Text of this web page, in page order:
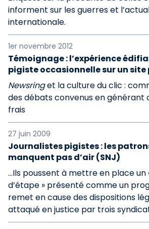
informent sur les guerres et
internationale.
1er novembre 2012
Témoignage : l’expérience
pigiste occasionnelle sur un
Newsringet la culture du clic :
des débats convenus en générant
frais
27 juin 2009
Journalistes pigistes : les
manquent pas d’air (SNJ)
…Ils poussent à mettre en place
d’étape » présenté comme un
remet en cause des dispositions
attaqué en justice par trois